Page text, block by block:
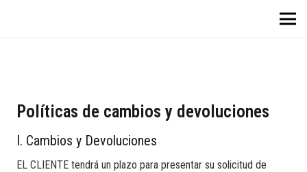
Políticas de cambios y devoluciones
I. Cambios y Devoluciones
EL CLIENTE tendrá un plazo para presentar su solicitud de